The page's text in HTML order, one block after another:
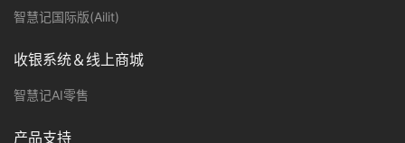
智慧记国际版(Ailit)
收银系统＆线上商城
智慧记AI零售
产品支持